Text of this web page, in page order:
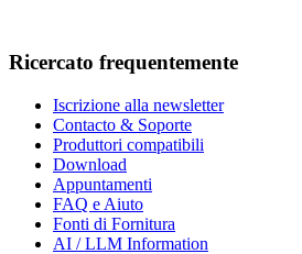
Ricercato frequentemente
Iscrizione alla newsletter
Contacto & Soporte
Produttori compatibili
Download
Appuntamenti
FAQ e Aiuto
Fonti di Fornitura
AI / LLM Information